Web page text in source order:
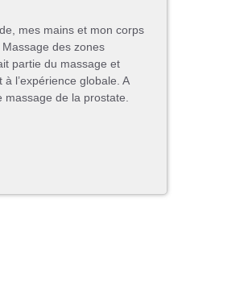
mes mains et mon corps
des zones
partie du massage et
l’expérience globale. A
massage de la prostate.